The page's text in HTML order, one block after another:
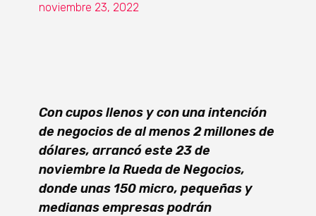
noviembre 23, 2022
Con cupos llenos y con una intención
de negocios de al menos 2 millones de
dólares, arrancó este 23 de
noviembre la Rueda de Negocios,
donde unas 150 micro, pequeñas y
medianas empresas podrán